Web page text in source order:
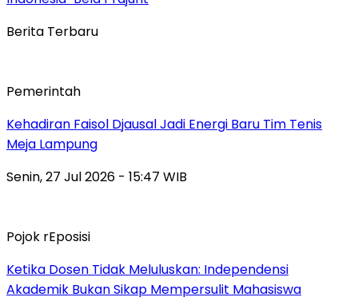
Berita Terbaru
Pemerintah
Kehadiran Faisol Djausal Jadi Energi Baru Tim Tenis
Meja Lampung
Senin, 27 Jul 2026 - 15:47 WIB
Pojok rEposisi
Ketika Dosen Tidak Meluluskan: Independensi
Akademik Bukan Sikap Mempersulit Mahasiswa